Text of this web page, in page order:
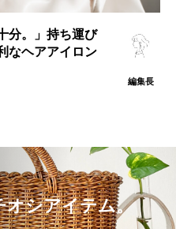
分。」持ち運び
なヘアアイロン
編集長
オシアイテム。